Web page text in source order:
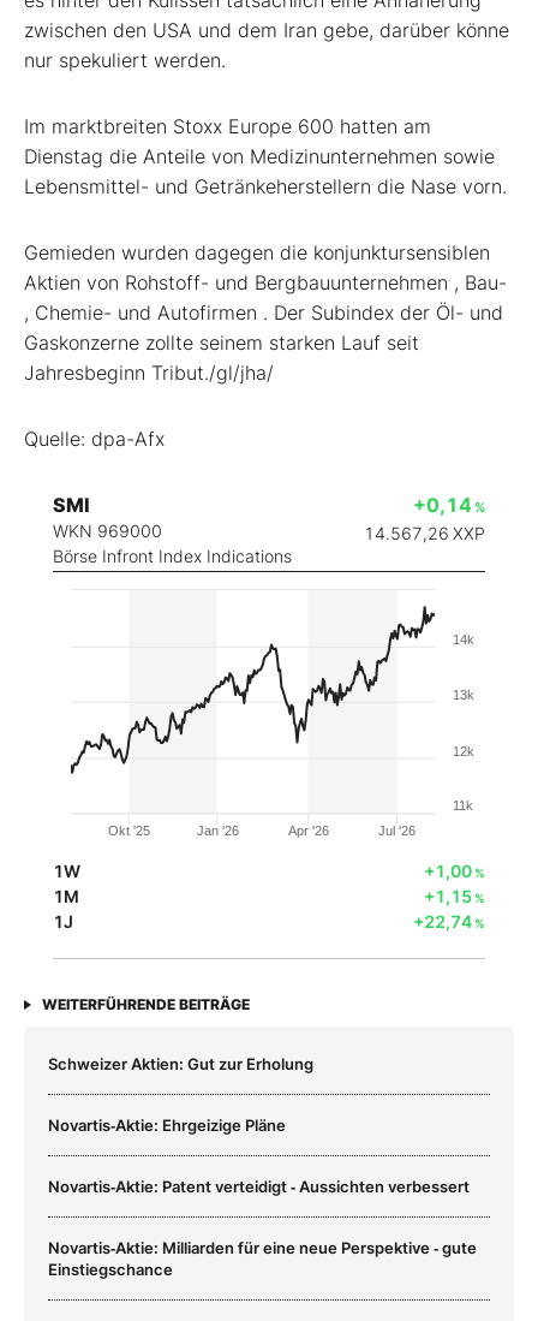
zwischen den USA und dem Iran gebe, darüber könne
nur spekuliert werden.
Im marktbreiten Stoxx Europe 600 hatten am
Dienstag die Anteile von Medizinunternehmen sowie
Lebensmittel- und Getränkeherstellern die Nase vorn.
Gemieden wurden dagegen die konjunktursensiblen
Aktien von Rohstoff- und Bergbauunternehmen , Bau-
, Chemie- und Autofirmen . Der Subindex der Öl- und
Gaskonzerne zollte seinem starken Lauf seit
Jahresbeginn Tribut./gl/jha/
Quelle: dpa-Afx
SMI
WKN 969000
Börse Infront Index Indications
+0,14 %
14.567,26 XXP
Okt '25 Jan '26 Apr '26 Jul '26
11k
12k
13k
14k
1W +1,00%
1M +1,15%
1J +22,74%
WEITERFÜHRENDE BEITRÄGE
Schweizer Aktien: Gut zur Erholung
Novartis‑Aktie: Ehrgeizige Pläne
Novartis‑Aktie: Patent verteidigt ‑ Aussichten verbessert
Novartis‑Aktie: Milliarden für eine neue Perspektive ‑ gute
Einstiegschance